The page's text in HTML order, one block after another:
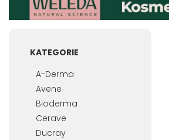
KATEGORIE
A-Derma
Avene
Bioderma
Cerave
Ducray